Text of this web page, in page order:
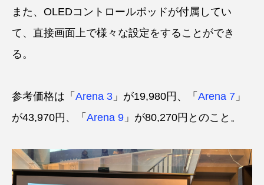
また、OLEDコントロールポッドが付属してい
て、直接画面上で様々な設定をすることができ
る。
参考価格は「 Arena 3 」が19,980円、「 Arena 7 」
が43,970円、「 Arena 9 」が80,270円とのこと。